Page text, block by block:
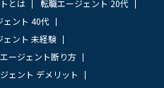
とは
転職エージェント 20代
ェント 40代
ェント 未経験
ージェント断り方
ェント デメリット